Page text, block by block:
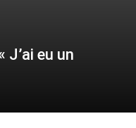
J’ai eu un